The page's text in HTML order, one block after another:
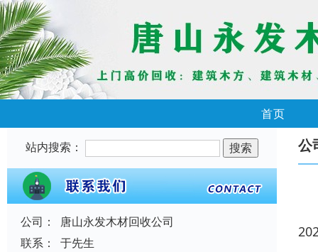
首页
站内搜索：
公司：
唐山永发木材回收公司
联系：
于先生
公